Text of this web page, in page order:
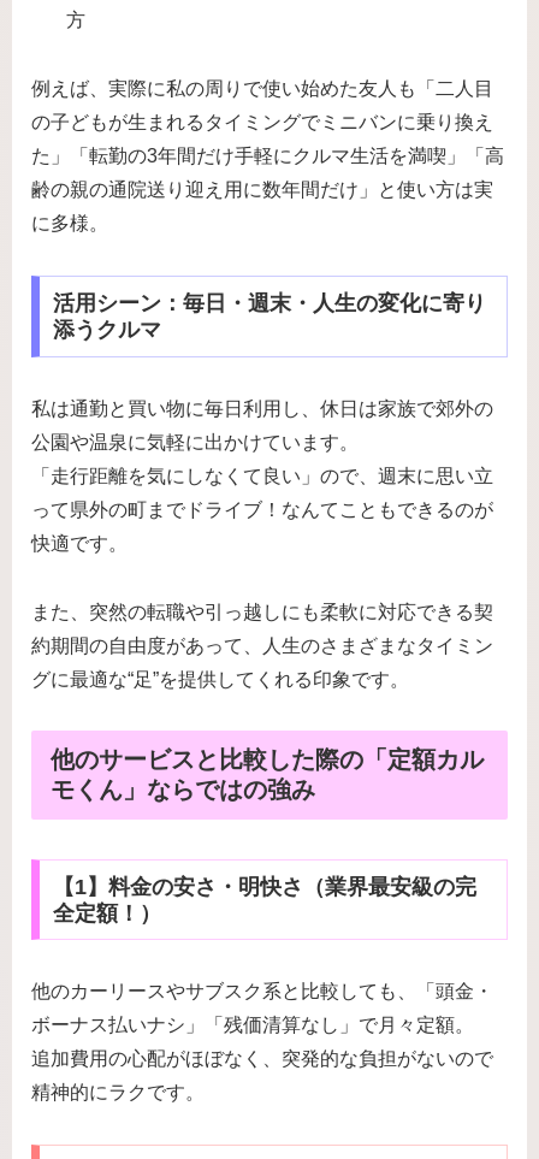
方
例えば、実際に私の周りで使い始めた友人も「二人目
の子どもが生まれるタイミングでミニバンに乗り換え
た」「転勤の3年間だけ手軽にクルマ生活を満喫」「高
齢の親の通院送り迎え用に数年間だけ」と使い方は実
に多様。
活用シーン：毎日・週末・人生の変化に寄り
添うクルマ
私は通勤と買い物に毎日利用し、休日は家族で郊外の
公園や温泉に気軽に出かけています。
「走行距離を気にしなくて良い」ので、週末に思い立
って県外の町までドライブ！なんてこともできるのが
快適です。
また、突然の転職や引っ越しにも柔軟に対応できる契
約期間の自由度があって、人生のさまざまなタイミン
グに最適な“足”を提供してくれる印象です。
他のサービスと比較した際の「定額カル
モくん」ならではの強み
【1】料金の安さ・明快さ（業界最安級の完
全定額！）
他のカーリースやサブスク系と比較しても、「頭金・
ボーナス払いナシ」「残価清算なし」で月々定額。
追加費用の心配がほぼなく、突発的な負担がないので
精神的にラクです。